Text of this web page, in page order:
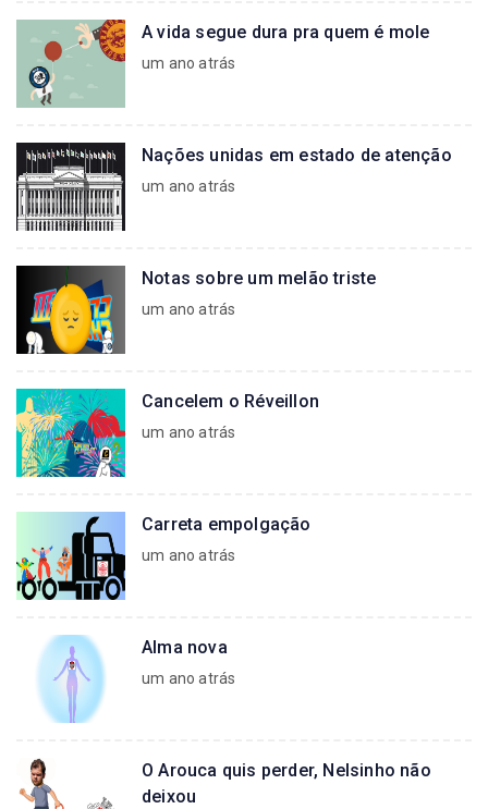
A vida segue dura pra quem é mole
um ano atrás
Nações unidas em estado de atenção
um ano atrás
Notas sobre um melão triste
um ano atrás
Cancelem o Réveillon
um ano atrás
Carreta empolgação
um ano atrás
Alma nova
um ano atrás
O Arouca quis perder, Nelsinho não
deixou